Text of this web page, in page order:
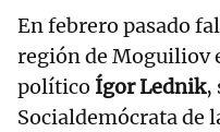
En febrero pasado
región de Moguiliov
político Ígor Lednik,
Socialdemócrata de